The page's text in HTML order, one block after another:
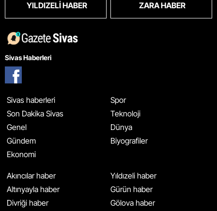
YILDIZELI HABER ZARA HABER
Sivas Haberleri
Sivas haberleri
Son Dakika Sivas
Genel
Gündem
Ekonomi
Spor
Teknoloji
Dünya
Biyografiler
Akıncılar haber
Altınyayla haber
Divriği haber
Yıldızeli haber
Gürün haber
Gölova haber